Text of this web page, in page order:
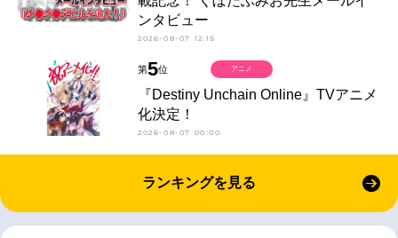
ンタビュー
2026-08-07 12:15
第5位
『Destiny Unchain Online』TVアニメ
化決定！
2026-08-07 00:00
アニメ
ランキングを見る